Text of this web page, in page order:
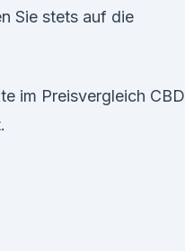
Sie stets auf die
im Preisvergleich CBD